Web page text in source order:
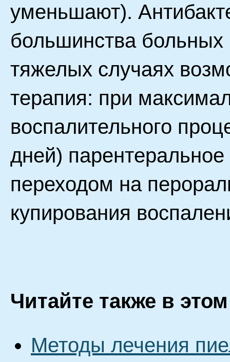
уменьшают).
большинства больных
тяжелых случаях
терапия: при
воспалительного
дней)
переходом на
купирования
Читайте также в
Методы лечения